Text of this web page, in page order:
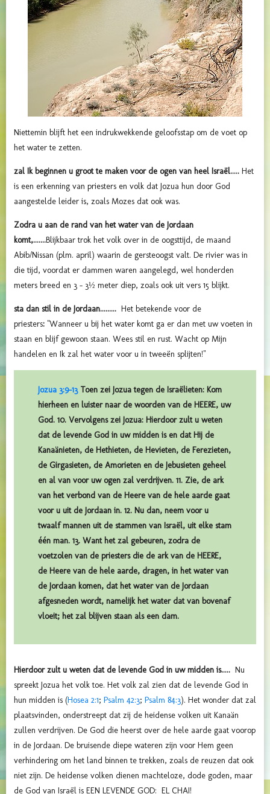
Niettemin blijft het een indrukwekkende geloofsstap om de voet op
het water te zetten.
zal Ik beginnen u groot te maken voor de ogen van heel Israël..... Het
is een erkenning van priesters en volk dat Jozua hun door God
aangestelde leider is, zoals Mozes dat ook was.
Zodra u aan de rand van het water van de Jordaan
komt,.......Blijkbaar trok het volk over in de oogsttijd, de maand
Abib/Nissan (plm. april) waarin de gersteoogst valt. De rivier was in
die tijd, voordat er dammen waren aangelegd, wel honderden
meters breed en 3 - 3½ meter diep, zoals ook uit vers 15 blijkt.
sta dan stil in de Jordaan......... Het betekende voor de
priesters: "Wanneer u bij het water komt ga er dan met uw voeten in
staan en blijf gewoon staan. Wees stil en rust. Wacht op Mijn
handelen en Ik zal het water voor u in tweeën splijten!"
Jozua 3:9-13Toen zei Jozua tegen de Israëlieten: Kom
hierheen en luister naar de woorden van de HEERE, uw
God. 10. Vervolgens zei Jozua: Hierdoor zult u weten
dat de levende God in uw midden is en dat Hij de
Kanaänieten, de Hethieten, de Hevieten, de Ferezieten,
de Girgasieten, de Amorieten en de Jebusieten geheel
en al van voor uw ogen zal verdrijven. 11. Zie, de ark
van het verbond van de Heere van de hele aarde gaat
voor u uit de Jordaan in. 12. Nu dan, neem voor u
twaalf mannen uit de stammen van Israël, uit elke stam
één man. 13. Want het zal gebeuren, zodra de
voetzolen van de priesters die de ark van de HEERE,
de Heere van de hele aarde, dragen, in het water van
de Jordaan komen, dat het water van de Jordaan
afgesneden wordt, namelijk het water dat van bovenaf
vloeit; het zal blijven staan als een dam.
Hierdoor zult u weten dat de levende God in uw midden is..... Nu
spreekt Jozua het volk toe. Het volk zal zien dat de levende God in
hun midden is (Hosea 2:1; Psalm 42:3; Psalm 84:3). Het wonder dat zal
plaatsvinden, onderstreept dat zij de heidense volken uit Kanaän
zullen verdrijven. De God die heerst over de hele aarde gaat voorop
in de Jordaan. De bruisende diepe wateren zijn voor Hem geen
verhindering om het land binnen te trekken, zoals de reuzen dat ook
niet zijn. De heidense volken dienen machteloze, dode goden, maar
de God van Israël is EEN LEVENDE GOD: EL CHAI!